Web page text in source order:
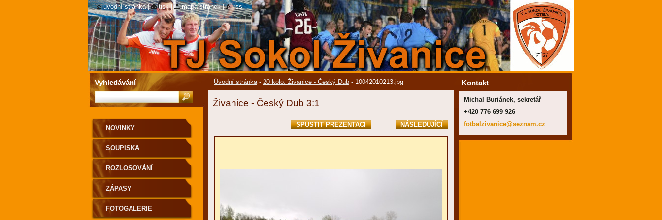
Úvodní stránka - 20 kolo: Živanice - Český Dub - 10042010213.jpg
Živanice - Český Dub 3:1
SPUSTIT PREZENTACI NÁSLEDUJÍCÍ
NOVINKY
SOUPISKA
ROZLOSOVÁNÍ
ZÁPASY
FOTOGALERIE
Kontakt
Michal Buriánek, sekretář
+420 776 699 926
fotbalzivanice@seznam.cz
Vyhledávání
úvodní stránka | tisk | mapa stránek | rss